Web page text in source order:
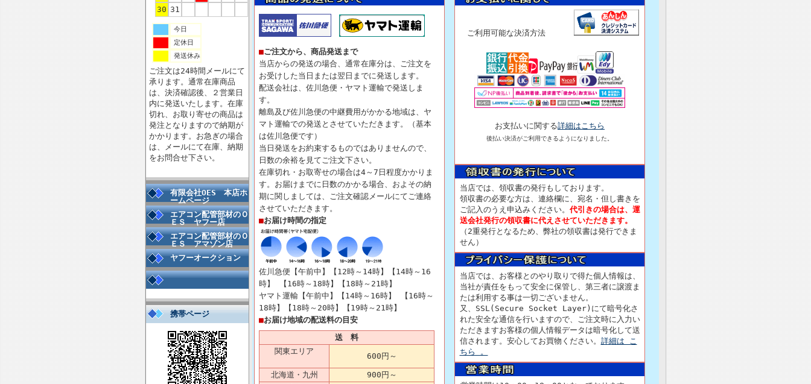
30 31
今日
定休日
発送休み
ご注文は24時間メールにて
承ります。通常在庫商品
は、決済確認後、２営業日
内に発送いたします。在庫
切れ、お取り寄せの商品は
発注となりますので納期が
かかります。お急ぎの場合
は、メールにて在庫、納期
をお問合せ下さい。
有限会社OES 本店ホ
ームページ
エアコン配管部材のＯ
ＥＳ ヤフー店
エアコン配管部材のＯ
ＥＳ アマゾン店
ヤフーオークション
携帯ページ
■ご注文から、商品発送まで
当店からの発送の場合、通常在庫分は、ご注文を
お受けした当日または翌日までに発送します。
配送会社は、佐川急便・ヤマト運輸で発送しま
す。
離島及び佐川急便の中継費用がかかる地域は、ヤ
マト運輸での発送とさせていただきます。（基本
は佐川急便です）
当日発送をお約束するものではありませんので、
日数の余裕を見てご注文下さい。
在庫切れ・お取寄せの場合は4～7日程度かかりま
す。お届けまでに日数のかかる場合、およその納
期に関しましては、ご注文確認メールにてご連絡
させていただきます。
■お届け時間の指定
佐川急便【午前中】【12時～14時】【14時～16
時】 【16時～18時】【18時～21時】
ヤマト運輸【午前中】【14時～16時】 【16時～
18時】【18時～20時】【19時～21時】
■お届け地域の配送料の目安
送 料
関東エリア
600円 ～
北海道・九州
900円～
ご利用可能な決済方法
お支払いに関する詳細はこちら
後払い決済がご利用できるようになりました。
当店では、領収書の発行もしております。
領収書の必要な方は、連絡欄に、宛名・但し書きを
ご記入のうえ申込みください。 代引きの場合は、運
送会社発行の領収書に代えさせていただきます。
（2重発行となるため、弊社の領収書は発行できま
せん）
当店では、お客様とのやり取りで得た個人情報は、
当社が責任をもって安全に保管し、第三者に譲渡ま
たは利用する事は一切ございません。
又、SSL(Secure Socket Layer)にて暗号化さ
れた安全な通信を行いますので、ご注文時に入力い
ただきますお客様の個人情報データは暗号化して送
信されます。安心してお買物ください。 詳細は こ
ちら 。